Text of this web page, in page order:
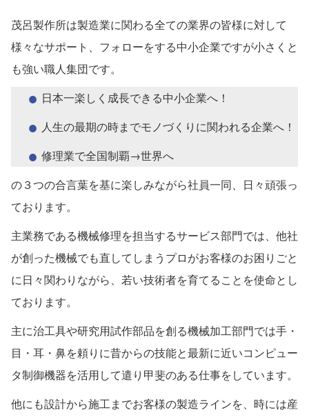
茂呂製作所は製造業に関わる全ての業界の皆様に対して
様々なサポート、フォローをする中小企業ですが小さくと
も強い職人集団です。
日本一楽しく成長できる中小企業へ！
人生の最期の時までモノづくりに関われる企業へ！
修理業で全国制覇→世界へ
の３つの合言葉を基に楽しみながら社員一同、日々頑張っ
ております。
主業務である機械修理を担当するサービス部門では、他社
が創った機械でも直してしまうプロがお客様のお困りごと
に日々関わりながら、若い技術者を育てることを使命とし
ております。
主に治工具や研究用試作部品を創る機械加工部門では手・
目・耳・鼻を頼りに昔からの技能と最新に近いコンピュー
タ制御機器を活用して遣り甲斐のある仕事をしています。
他にも設計から施工までお客様の製造ラインを、時には産